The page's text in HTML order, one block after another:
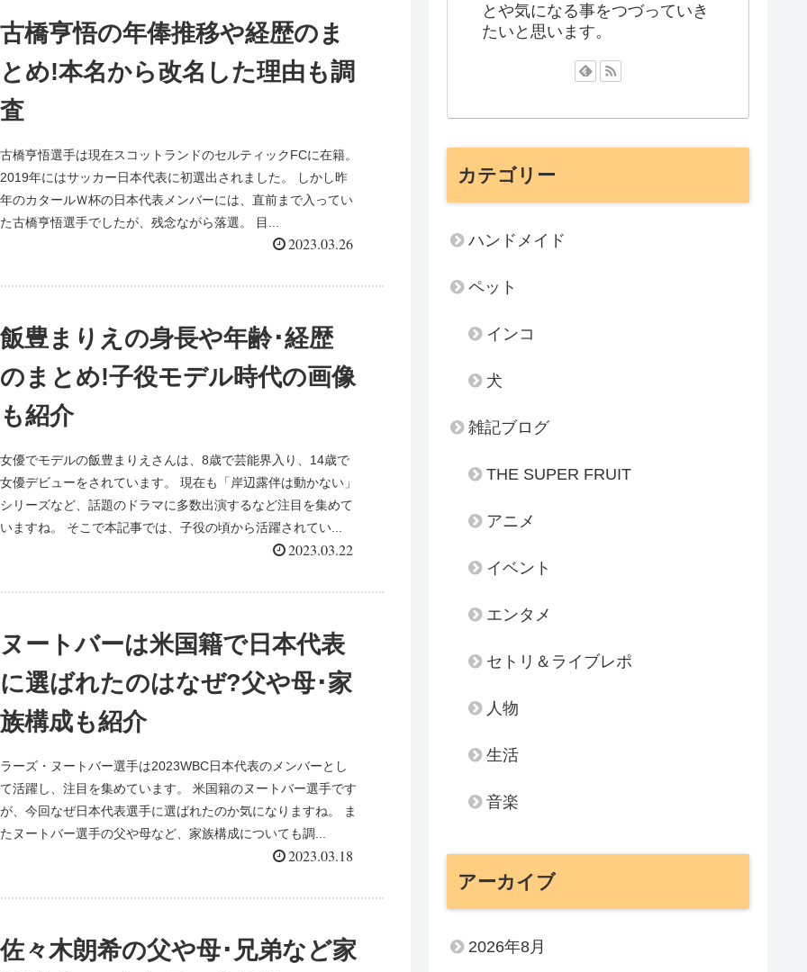
古橋亨悟の年俸推移や経歴のま
とめ!本名から改名した理由も調
査
古橋亨悟選手は現在スコットランドのセルティックFCに在籍。
2019年にはサッカー日本代表に初選出されました。 しかし昨
年のカタールＷ杯の日本代表メンバーには、直前まで入ってい
た古橋亨悟選手でしたが、残念ながら落選。 目...
2023.03.26
飯豊まりえの身長や年齢･経歴
のまとめ!子役モデル時代の画像
も紹介
女優でモデルの飯豊まりえさんは、8歳で芸能界入り、14歳で
女優デビューをされています。 現在も「岸辺露伴は動かない」
シリーズなど、話題のドラマに多数出演するなど注目を集めて
いますね。 そこで本記事では、子役の頃から活躍されてい...
2023.03.22
ヌートバーは米国籍で日本代表
に選ばれたのはなぜ?父や母･家
族構成も紹介
ラーズ・ヌートバー選手は2023WBC日本代表のメンバーとし
て活躍し、注目を集めています。 米国籍のヌートバー選手です
が、今回なぜ日本代表選手に選ばれたのか気になりますね。 ま
たヌートバー選手の父や母など、家族構成についても調...
2023.03.18
佐々木朗希の父や母･兄弟など家
とや気になる事をつづっていき
たいと思います。
カテゴリー
ハンドメイド
ペット
インコ
犬
雑記ブログ
THE SUPER FRUIT
アニメ
イベント
エンタメ
セトリ＆ライブレポ
人物
生活
音楽
アーカイブ
2026年8月